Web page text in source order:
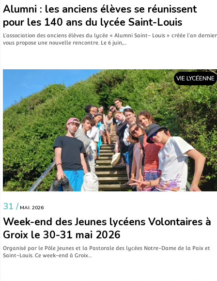
Alumni : les anciens élèves se réunissent
pour les 140 ans du lycée Saint-Louis
L’association des anciens élèves du lycée « Alumni Saint- Louis » créée l’an dernier
vous propose une nouvelle rencontre. Le 6 juin,…
VIE LYCÉENNE
31 / MAI. 2026
Week-end des Jeunes lycéens Volontaires à
Groix le 30-31 mai 2026
Organisé par le Pôle Jeunes et la Pastorale des lycées Notre-Dame de la Paix et
Saint-Louis. Ce week-end à Groix…